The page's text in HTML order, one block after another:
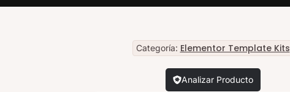
Categoría: Elementor Template Kits
Analizar Producto